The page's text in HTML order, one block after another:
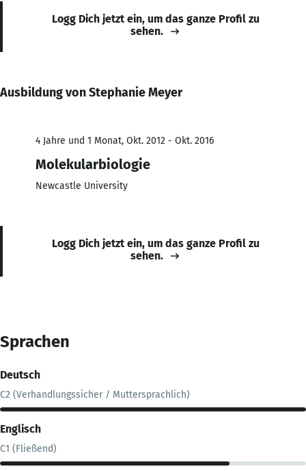
Logg Dich jetzt ein, um das ganze Profil zu
sehen.
Ausbildung von Stephanie Meyer
4 Jahre und 1 Monat, Okt. 2012 - Okt. 2016
Molekularbiologie
Newcastle University
Logg Dich jetzt ein, um das ganze Profil zu
sehen.
Sprachen
Deutsch
C2 (Verhandlungssicher / Muttersprachlich)
Englisch
C1 (Fließend)